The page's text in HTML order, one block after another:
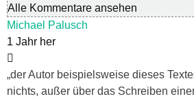
Alle Kommentare ansehen
Michael Palusch
1 Jahr her
„der Autor beispielsweise dieses
nichts, außer über das Schreiben